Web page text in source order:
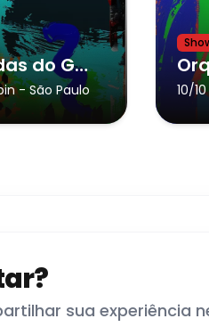
Orquestra de Cordas do GURI de São Paulo na Casa Museu Ema Klabin
- São Paulo 10/10
sua experiência